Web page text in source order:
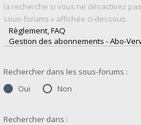
la recherche si vous ne désactivez
sous-forums » affichée ci-dessous.
Rechercher dans les sous-forums :
Oui
Non
Rechercher dans :